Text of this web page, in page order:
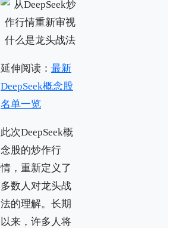
延伸阅读： 最新
DeepSeek概念股
名单一览
此次DeepSeek概
念股的炒作行
情，重新定义了
多数人对龙头战
法的理解。长期
以来，许多人将